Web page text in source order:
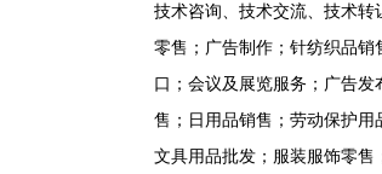
技术咨询、技术交流、技术
零售；广告制作；针纺织品
口；会议及展览服务；广告
售；日用品销售；劳动保护用
文具用品批发；服装服饰零